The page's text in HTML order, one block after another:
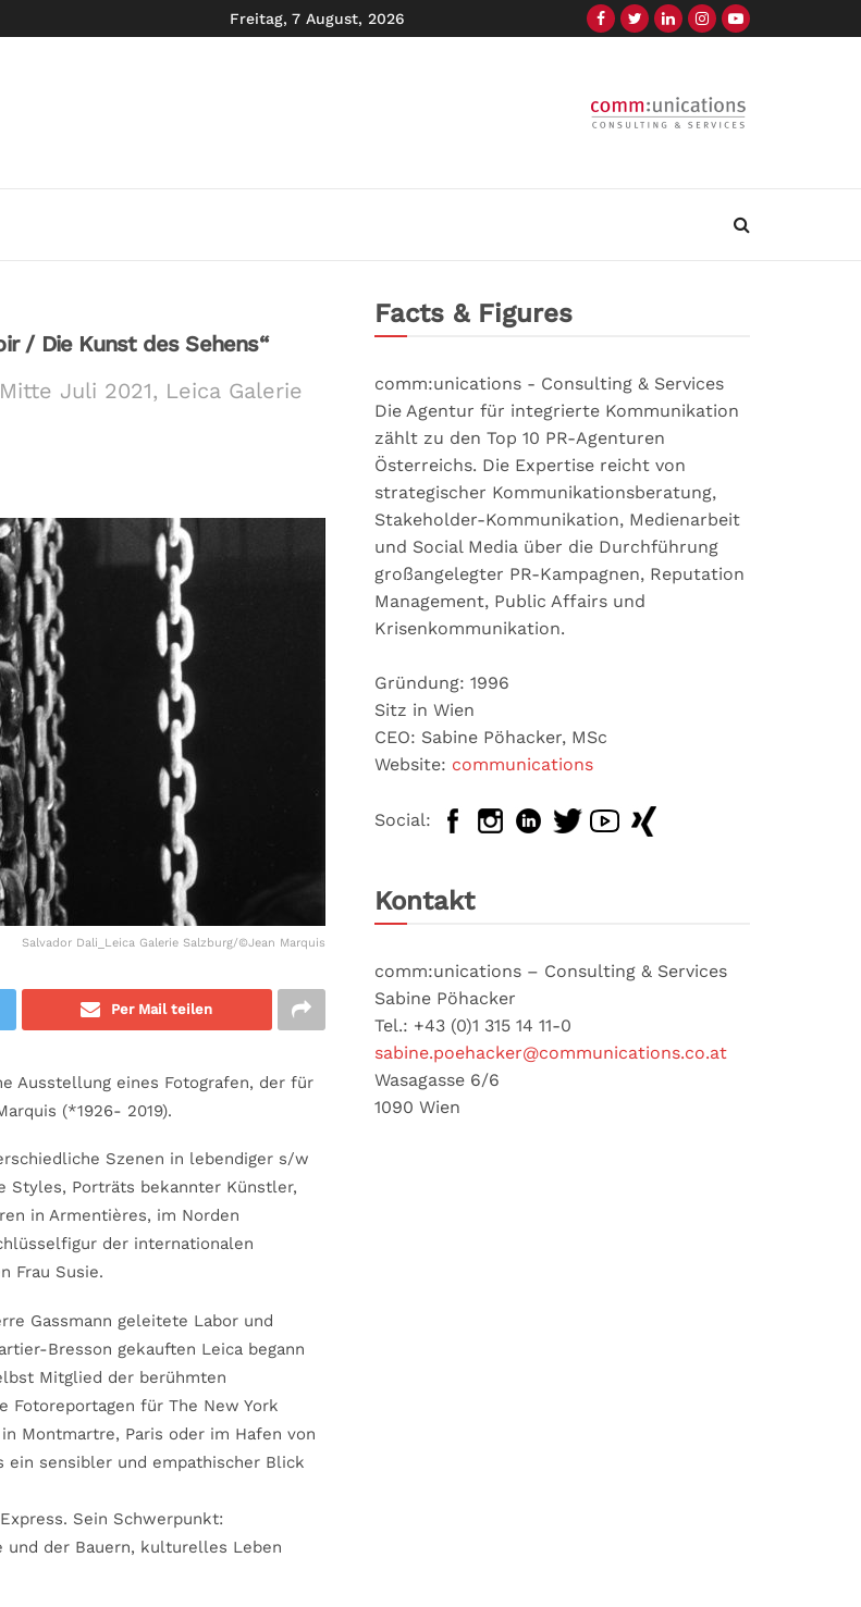
Freitag, 7 August, 2026
/ Die Kunst des Sehens“
Juli 2021, Leica Galerie
Salvador Dali_Leica Galerie Salzburg/©Jean Marquis
Per Mail teilen
Ausstellung eines Fotografen, der für
(*1926- 2019).
Szenen in lebendiger s/w
Styles, Porträts bekannter Künstler,
in Armentières, im Norden
der internationalen
Frau Susie.
Gassmann geleitete Labor und
Bresson gekauften Leica begann
Mitglied der berühmten
Fotoreportagen für The New York
Montmartre, Paris oder im Hafen von
sensibler und empathischer Blick
Sein Schwerpunkt:
und der Bauern, kulturelles Leben
Facts & Figures
comm:unications - Consulting & Services
Die Agentur für integrierte Kommunikation
zählt zu den Top 10 PR-Agenturen
Österreichs. Die Expertise reicht von
strategischer Kommunikationsberatung,
Stakeholder-Kommunikation, Medienarbeit
und Social Media über die Durchführung
großangelegter PR-Kampagnen, Reputation
Management, Public Affairs und
Krisenkommunikation.
Gründung: 1996
Sitz in Wien
CEO: Sabine Pöhacker, MSc
Website: communications
Social:
Kontakt
comm:unications – Consulting & Services
Sabine Pöhacker
Tel.: +43 (0)1 315 14 11-0
sabine.poehacker@communications.co.at
Wasagasse 6/6
1090 Wien